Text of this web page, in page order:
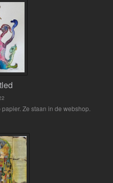
Ze staan in de webshop.